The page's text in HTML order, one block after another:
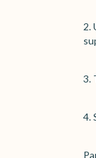
2.
3.
4.